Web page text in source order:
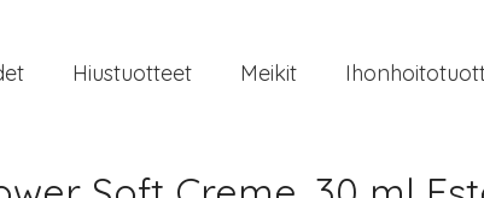
Hiustuotteet Meikit